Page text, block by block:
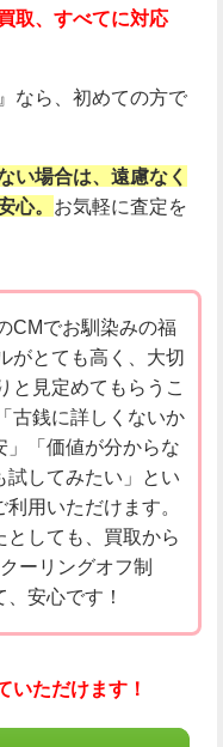
取、すべてに対応
なら、初めての方で
い場合は、遠慮なく
心。 お気軽に査定を
CMでお馴染みの福
がとても高く、大切
と見定めてもらうこ
古銭に詳しくないか
」「価値が分からな
試してみたい」とい
用いただけます。
としても、買取から
ーリングオフ制
安心です！
いただけます！